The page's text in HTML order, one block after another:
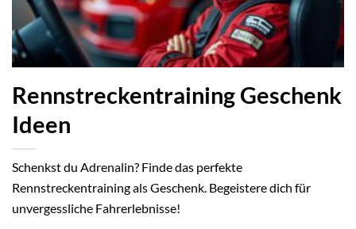
Rennstreckentraining Geschenk
Ideen
Schenkst du Adrenalin? Finde das perfekte
Rennstreckentraining als Geschenk. Begeistere dich für
unvergessliche Fahrerlebnisse!